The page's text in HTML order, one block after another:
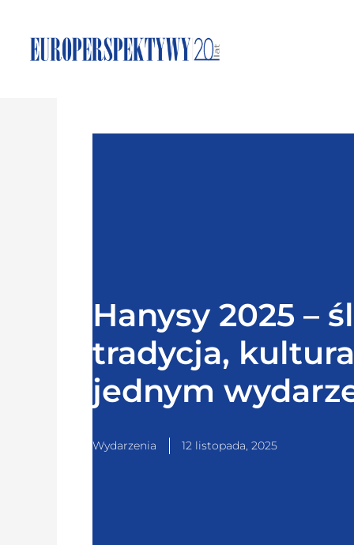
Hanysy 2025 –
tradycja,
jednym
Wydarzenia 12 listopada, 2025